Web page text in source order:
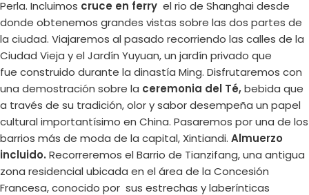
Perla. Incluimos cruce en ferry el rio de Shanghai desde
donde obtenemos grandes vistas sobre las dos partes de
la ciudad. Viajaremos al pasado recorriendo las calles de la
Ciudad Vieja y el Jardín Yuyuan, un jardín privado que
fue construido durante la dinastía Ming. Disfrutaremos con
una demostración sobre la ceremonia del Té,bebida que
a través de su tradición, olor y sabor desempeña un papel
cultural importantísimo en China. Pasaremos por una de los
barrios más de moda de la capital, Xintiandi. Almuerzo
incluido. Recorreremos el Barrio de Tianzifang, una antigua
zona residencial ubicada en el área de la Concesión
Francesa, conocido por sus estrechas y laberínticas